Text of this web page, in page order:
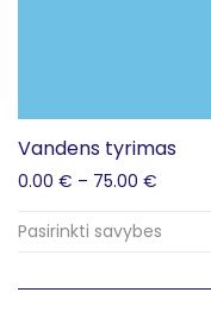
Vandens tyrimas
0.00 € – 75.00 €
Pasirinkti savybes